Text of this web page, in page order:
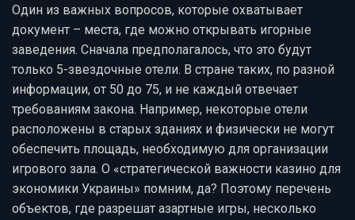
Один из важных вопросов, которые охватывает
документ – места, где можно открывать игорные
заведения. Сначала предполагалось, что это будут
только 5-звездочные отели. В стране таких, по разной
информации, от 50 до 75, и не каждый отвечает
требованиям закона. Например, некоторые отели
расположены в старых зданиях и физически не могут
обеспечить площадь, необходимую для организации
игрового зала. О «стратегической важности казино для
экономики Украины» помним, да? Поэтому перечень
объектов, где разрешат азартные игры, несколько